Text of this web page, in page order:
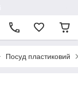
Посуд пластиковий